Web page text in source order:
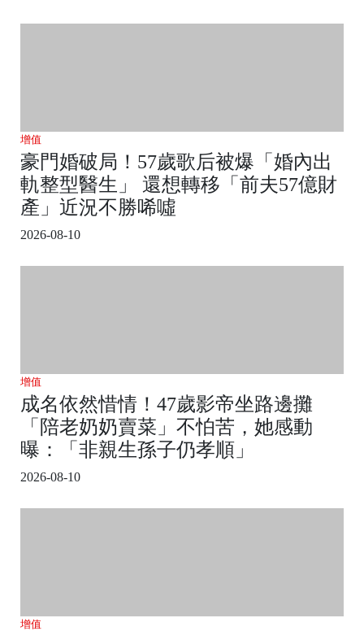
增值
豪門婚破局！57歲歌后被爆「婚內出
軌整型醫生」 還想轉移「前夫57億財
產」近況不勝唏噓
2026-08-10
增值
成名依然惜情！47歲影帝坐路邊攤
「陪老奶奶賣菜」不怕苦，她感動
曝：「非親生孫子仍孝順」
2026-08-10
增值